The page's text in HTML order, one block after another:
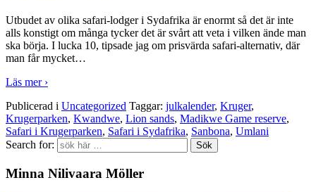
Utbudet av olika safari-lodger i Sydafrika är enormt så det är inte
alls konstigt om många tycker det är svårt att veta i vilken ände man
ska börja. I lucka 10, tipsade jag om prisvärda safari-alternativ, där
man får mycket…
Läs mer ›
Publicerad i Uncategorized Taggar: julkalender, Kruger,
Krugerparken, Kwandwe, Lion sands, Madikwe Game reserve,
Safari i Krugerparken, Safari i Sydafrika, Sanbona, Umlani
Search for:
Minna Nilivaara Möller